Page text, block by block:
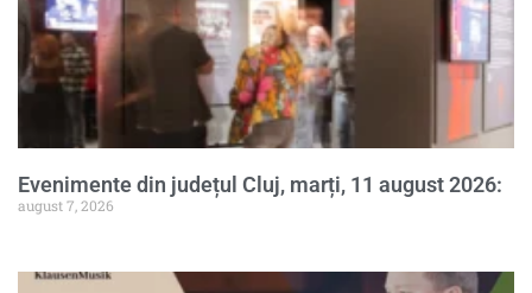
Evenimente din județul Cluj, marți, 11 august 2026:
august 7, 2026